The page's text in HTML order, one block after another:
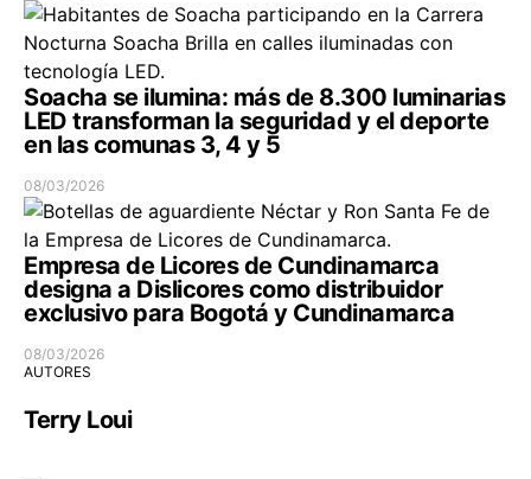
Soacha se ilumina: más de 8.300 luminarias
LED transforman la seguridad y el deporte
en las comunas 3, 4 y 5
08/03/2026
Empresa de Licores de Cundinamarca
designa a Dislicores como distribuidor
exclusivo para Bogotá y Cundinamarca
08/03/2026
AUTORES
Terry Loui